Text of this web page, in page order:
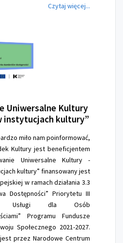
Czytaj więcej...
Uniwersalne Kultury
instytucjach kultury”
miło nam poinformować,
Kultury jest beneficjentem
Uniwersalne Kultury -
kultury” finansowany jest
w ramach działania 3.3
Dostępności” Priorytetu III
i Usługi dla Osób
Programu Fundusze
Społecznego 2021-2027.
przez Narodowe Centrum